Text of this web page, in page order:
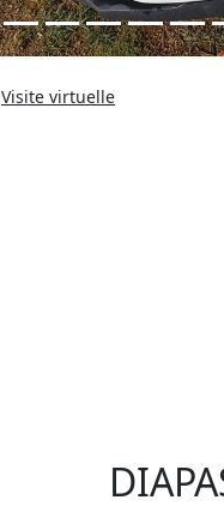
Visite virtuelle